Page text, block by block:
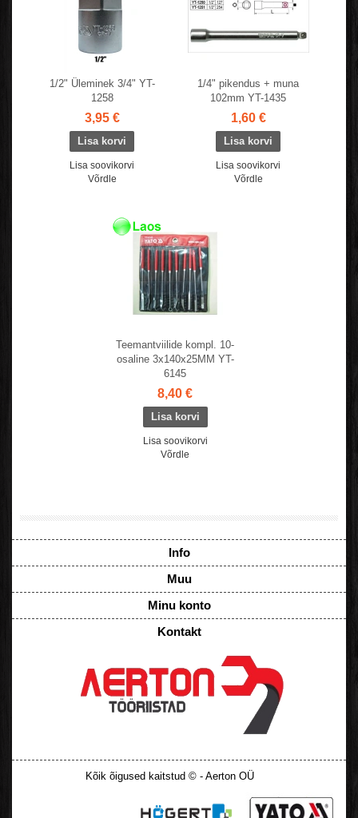
1/2" Üleminek 3/4" YT-
1258
3,95 €
Lisa soovikorvi
Võrdle
1/4" pikendus + muna
102mm YT-1435
1,60 €
Lisa soovikorvi
Võrdle
Teemantviilide kompl. 10-
osaline 3x140x25MM YT-
6145
8,40 €
Lisa soovikorvi
Võrdle
Info
Muu
Minu konto
Kontakt
Kõik õigused kaitstud © - Aerton OÜ